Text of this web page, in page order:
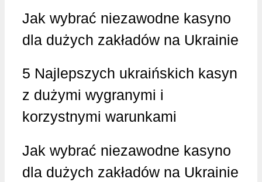
Jak wybrać niezawodne kasyno
dla dużych zakładów na Ukrainie
5 Najlepszych ukraińskich kasyn
z dużymi wygranymi i
korzystnymi warunkami
Jak wybrać niezawodne kasyno
dla dużych zakładów na Ukrainie